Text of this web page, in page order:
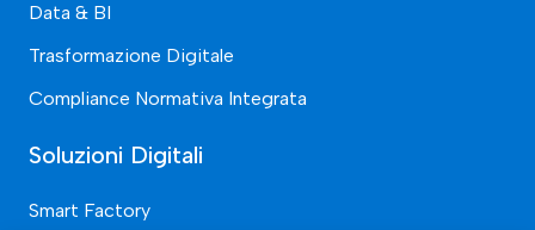
Data & BI
Trasformazione Digitale
Compliance Normativa Integrata
Soluzioni Digitali
Smart Factory